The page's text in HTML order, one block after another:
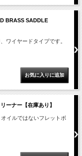
BRASS SADDLE
ワイヤードタイプです。
ーナー【在庫あり】
イルではないフレットボ